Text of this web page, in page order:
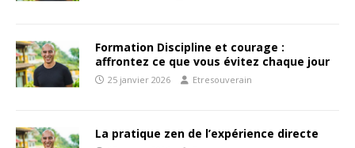
Formation Discipline et courage :
affrontez ce que vous évitez chaque jour
25 janvier 2026 Etresouverain
La pratique zen de l’expérience directe